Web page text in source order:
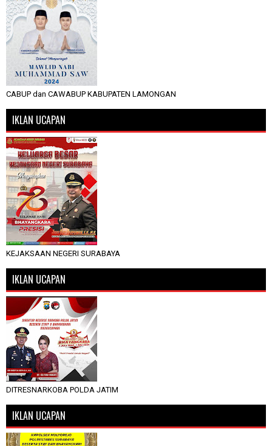
CABUP dan CAWABUP KABUPATEN LAMONGAN
IKLAN UCAPAN
KEJAKSAAN NEGERI SURABAYA
IKLAN UCAPAN
DITRESNARKOBA POLDA JATIM
IKLAN UCAPAN